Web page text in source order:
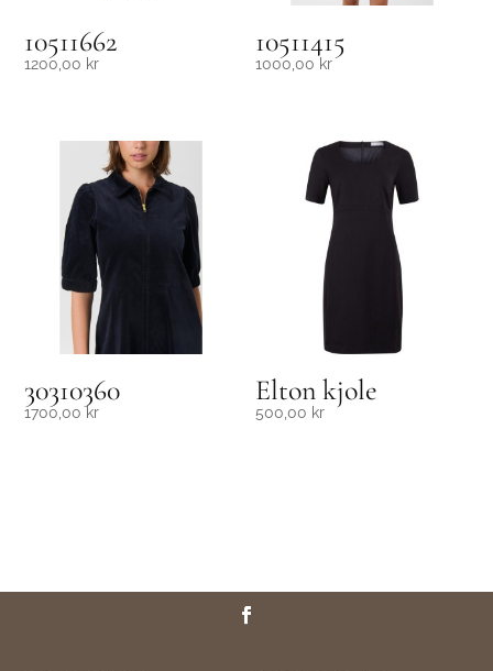
10511662
1200,00 kr
10511415
1000,00 kr
30310360
1700,00kr
Elton kjole
500,00 kr